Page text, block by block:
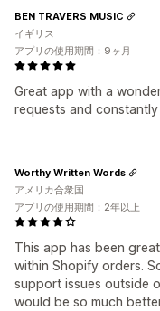
Great app with a
requests and
BEN TRAVERS MUSIC
イギリス
アプリの使用期間：9ヶ月
This app has been
within Shopify orders.
support issues outside
would be so much
Worthy Written Words
アメリカ合衆国
アプリの使用期間：2年以上